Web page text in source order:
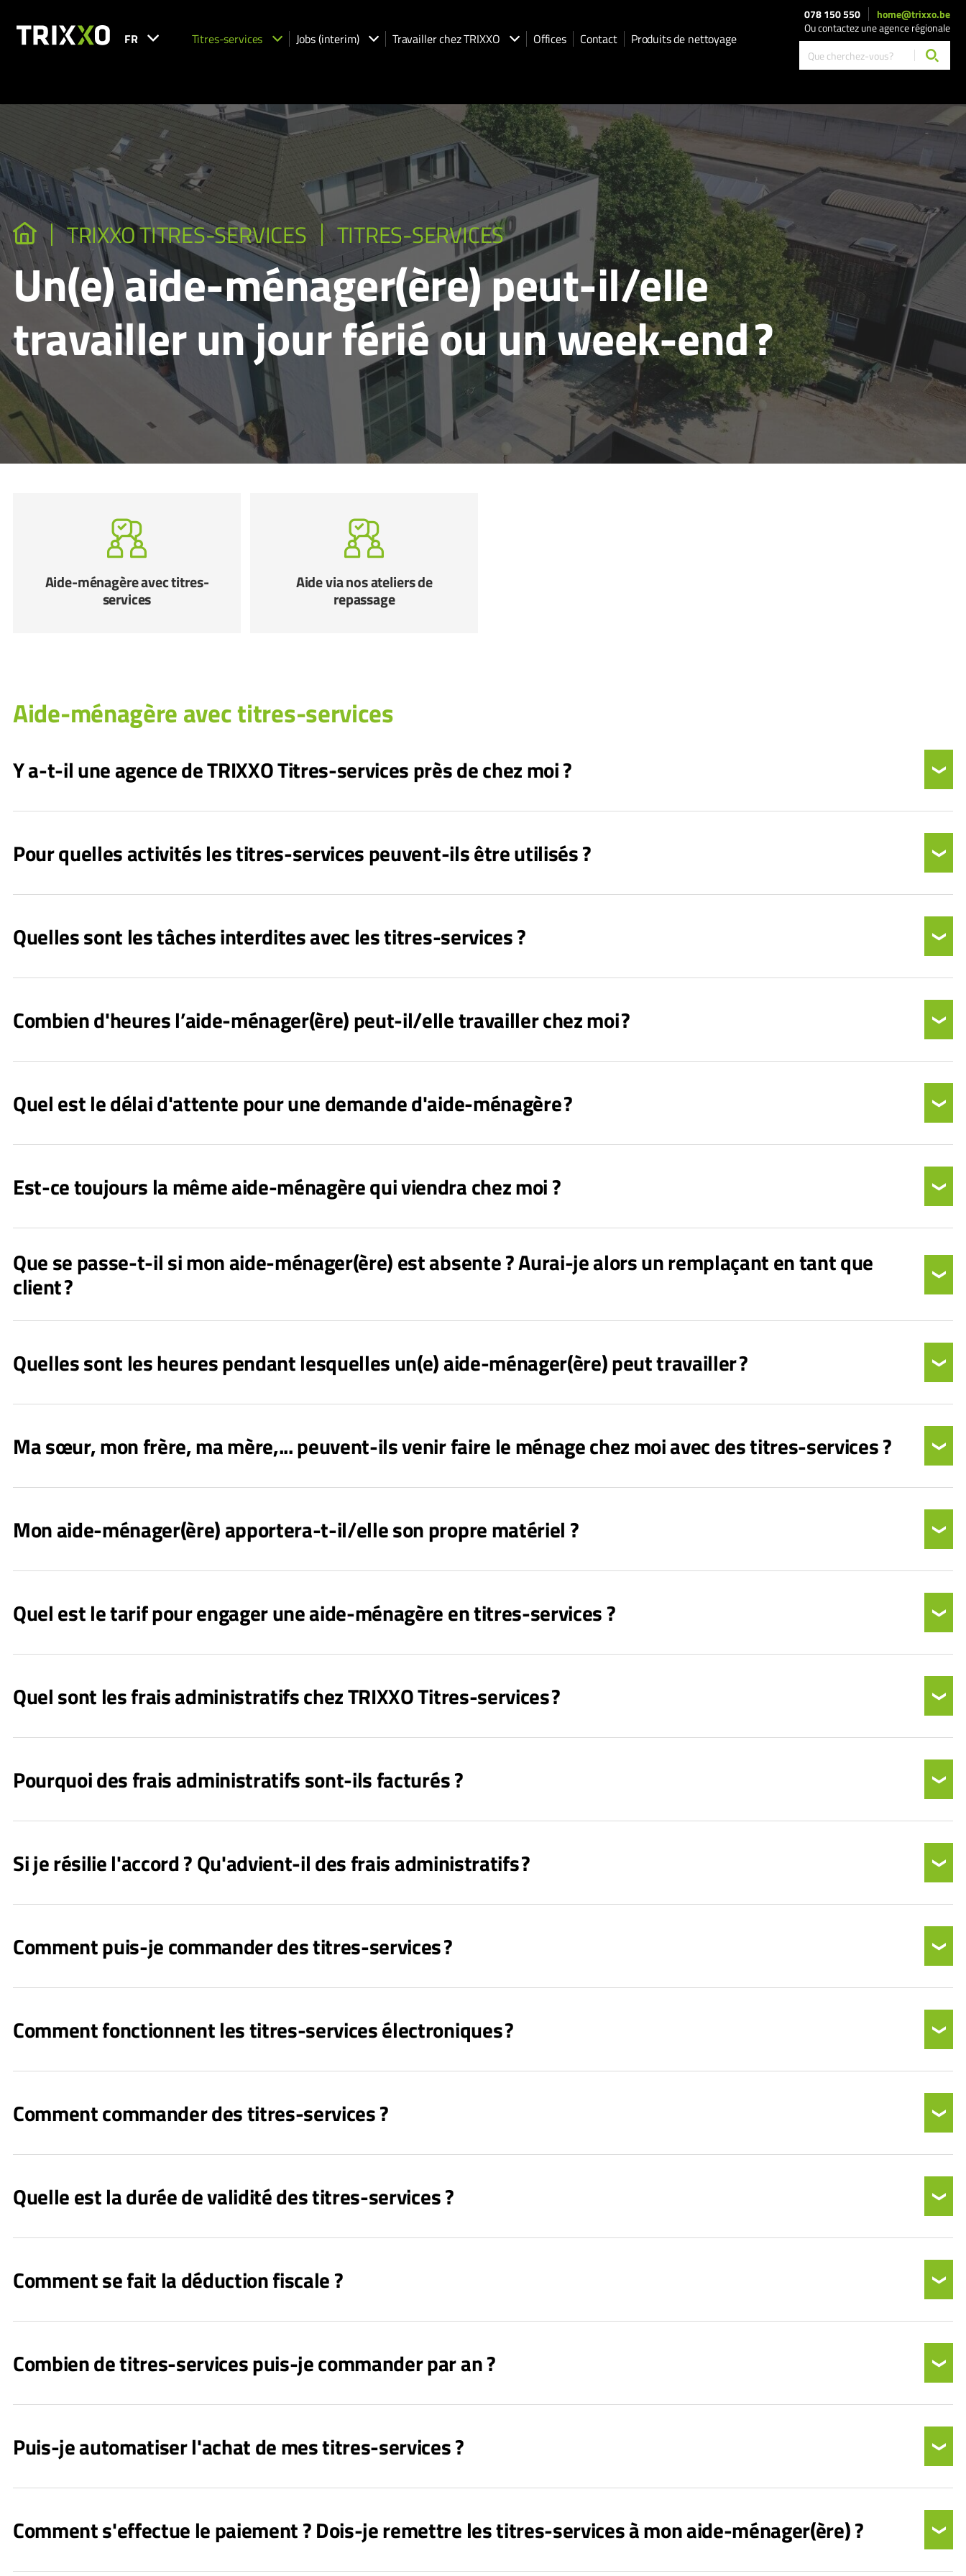
FR Titres-services Jobs (interim) Travailler chez TRIXXO Offices Contact Produits de nettoyage
078 150 550
home@trixxo.be
Ou contactez une agence régionale
TRIXXO TITRES-SERVICES TITRES-SERVICES
Un(e) aide-ménager(ère) peut-il/elle
travailler un jour férié ou un week-end ?
Aide-ménagère avec titres-
services
Aide via nos ateliers de
repassage
Aide-ménagère avec titres-services
Y a-t-il une agence de TRIXXO Titres-services près de chez moi ?
Pour quelles activités les titres-services peuvent-ils être utilisés ?
Quelles sont les tâches interdites avec les titres-services ?
Combien d'heures l’aide-ménager(ère) peut-il/elle travailler chez moi ?
Quel est le délai d'attente pour une demande d'aide-ménagère ?
Est-ce toujours la même aide-ménagère qui viendra chez moi ?
Que se passe-t-il si mon aide-ménager(ère) est absente ? Aurai-je alors un remplaçant en tant que
client ?
Quelles sont les heures pendant lesquelles un(e) aide-ménager(ère) peut travailler ?
Ma sœur, mon frère, ma mère,... peuvent-ils venir faire le ménage chez moi avec des titres-services ?
Mon aide-ménager(ère) apportera-t-il/elle son propre matériel ?
Quel est le tarif pour engager une aide-ménagère en titres-services ?
Quel sont les frais administratifs chez TRIXXO Titres-services ?
Pourquoi des frais administratifs sont-ils facturés ?
Si je résilie l'accord ? Qu'advient-il des frais administratifs ?
Comment puis-je commander des titres-services ?
Comment fonctionnent les titres-services électroniques ?
Comment commander des titres-services ?
Quelle est la durée de validité des titres-services ?
Comment se fait la déduction fiscale ?
Combien de titres-services puis-je commander par an ?
Puis-je automatiser l'achat de mes titres-services ?
Comment s'effectue le paiement ? Dois-je remettre les titres-services à mon aide-ménager(ère) ?